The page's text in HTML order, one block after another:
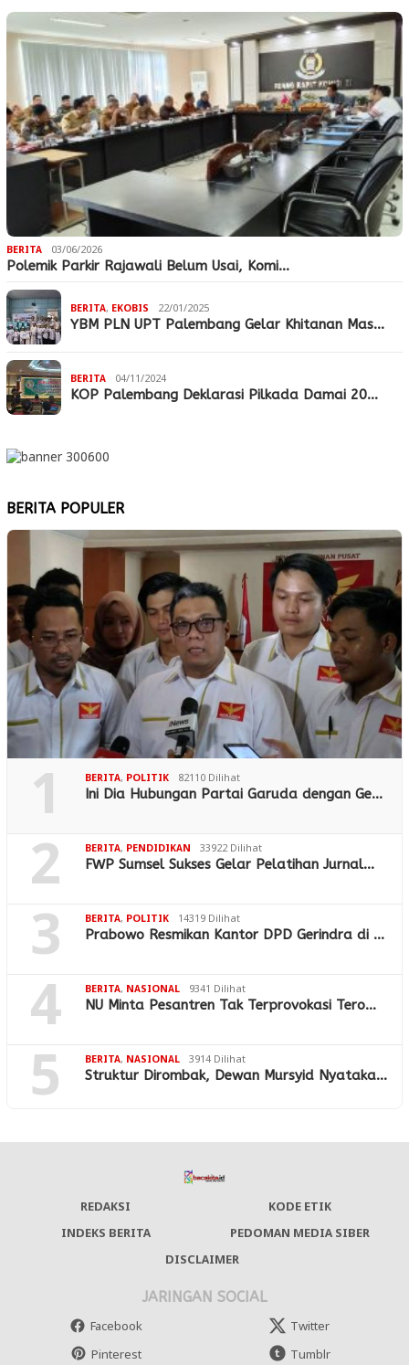
BERITA 03/06/2026
Polemik Parkir Rajawali Belum Usai, Komi…
BERITA, EKOBIS 22/01/2025
YBM PLN UPT Palembang Gelar Khitanan Mas…
BERITA 04/11/2024
KOP Palembang Deklarasi Pilkada Damai 20…
BERITA POPULER
1 BERITA, POLITIK 82110 Dilihat
Ini Dia Hubungan Partai Garuda dengan Ge…
2 BERITA, PENDIDIKAN 33922 Dilihat
FWP Sumsel Sukses Gelar Pelatihan Jurnal…
3 BERITA, POLITIK 14319 Dilihat
Prabowo Resmikan Kantor DPD Gerindra di …
4 BERITA, NASIONAL 9341 Dilihat
NU Minta Pesantren Tak Terprovokasi Tero…
5 BERITA, NASIONAL 3914 Dilihat
Struktur Dirombak, Dewan Mursyid Nyataka…
REDAKSI
KODE ETIK
INDEKS BERITA
PEDOMAN MEDIA SIBER
DISCLAIMER
JARINGAN SOCIAL
Facebook
Twitter
Pinterest
Tumblr